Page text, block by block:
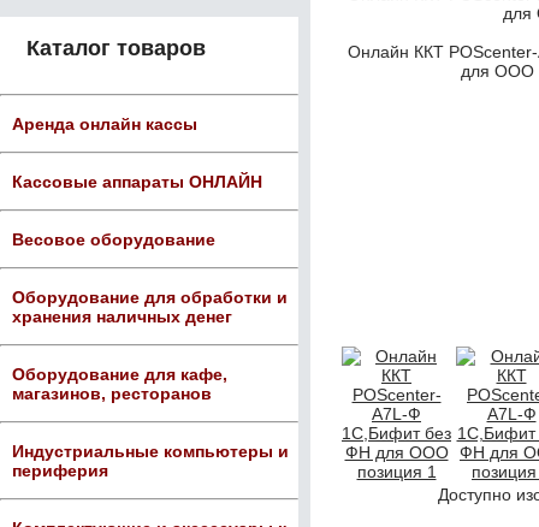
Каталог товаров
Аренда онлайн кассы
Кассовые аппараты ОНЛАЙН
Весовое оборудование
Оборудование для обработки и
хранения наличных денег
Оборудование для кафе,
магазинов, ресторанов
Индустриальные компьютеры и
периферия
Онлайн ККТ
для ООО
Доступно